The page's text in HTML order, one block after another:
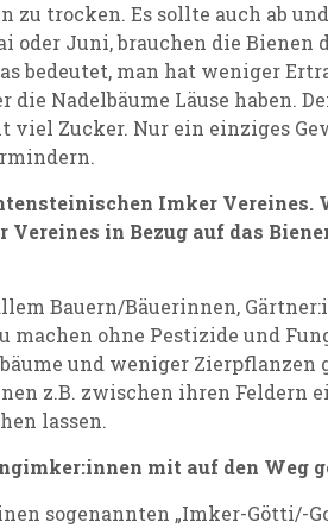
zu trocken. Es sollte auch ab
oder Juni, brauchen die Bienen
bedeutet, man hat weniger
Nadelbäume Läuse haben.
viel Zucker. Nur ein einziges
Imker Vereines.
in Bezug auf das
Bauern/Bäuerinnen,
machen ohne Pestizide und
und weniger
z.B. zwischen ihren Feldern
lassen.
mit auf den Weg
sogenannten „Imker-Götti/-